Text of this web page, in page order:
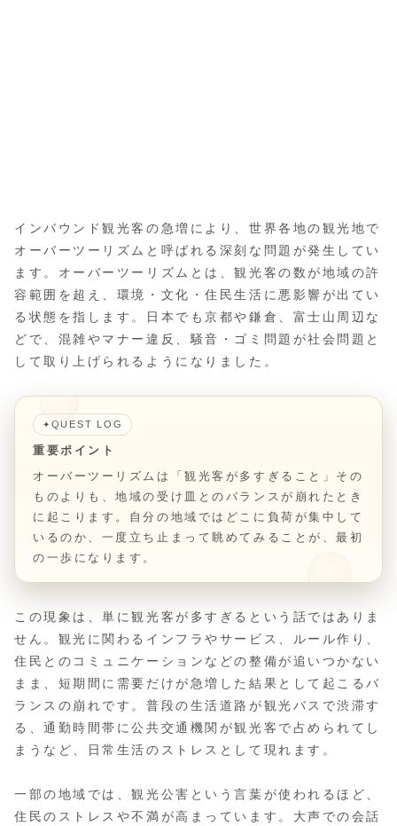
インバウンド観光客の急増により、世界各地の観光地で
オーバーツーリズムと呼ばれる深刻な問題が発生してい
ます。オーバーツーリズムとは、観光客の数が地域の許
容範囲を超え、環境・文化・住民生活に悪影響が出てい
る状態を指します。日本でも京都や鎌倉、富士山周辺な
どで、混雑やマナー違反、騒音・ゴミ問題が社会問題と
して取り上げられるようになりました。
✦ QUEST LOG
重要ポイント
オーバーツーリズムは「観光客が多すぎること」その
ものよりも、地域の受け皿とのバランスが崩れたとき
に起こります。自分の地域ではどこに負荷が集中して
いるのか、一度立ち止まって眺めてみることが、最初
の一歩になります。
この現象は、単に観光客が多すぎるという話ではありま
せん。観光に関わるインフラやサービス、ルール作り、
住民とのコミュニケーションなどの整備が追いつかない
まま、短期間に需要だけが急増した結果として起こるバ
ランスの崩れです。普段の生活道路が観光バスで渋滞す
る、通勤時間帯に公共交通機関が観光客で占められてし
まうなど、日常生活のストレスとして現れます。
一部の地域では、観光公害という言葉が使われるほど、
住民のストレスや不満が高まっています。大声での会話